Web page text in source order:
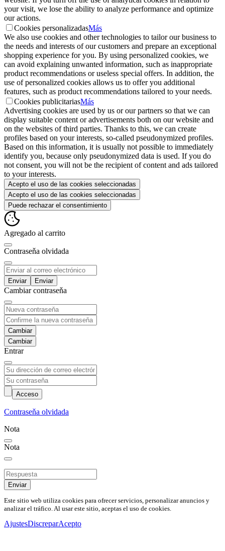
your visit, we lose the ability to analyze performance and optimize
our actions.
Cookies personalizadasMás
We also use cookies and other technologies to tailor our business to
the needs and interests of our customers and prepare an exceptional
shopping experience for you. By using personalized cookies, we
can avoid explaining unwanted information, such as inappropriate
product recommendations or useless special offers. In addition, the
use of personalized cookies allows us to offer you additional
features, such as product recommendations tailored to your needs.
Cookies publicitariasMás
Advertising cookies are used by us or our partners so that we can
display suitable content or advertisements both on our website and
on the websites of third parties. Thanks to this, we can create
profiles based on your interests, so-called pseudonymized profiles.
Based on this information, it is usually not possible to immediately
identify you, because only pseudonymized data is used. If you do
not consent, you will not be the recipient of content and ads tailored
to your interests.
Acepto el uso de las cookies seleccionadas
Acepto el uso de las cookies seleccionadas
Puede rechazar el consentimiento
Agregado al carrito
Contraseňa olvidada
Enviar
Cambiar contraseňa
Cambiar
Entrar
Acceso
Contraseňa olvidada
Nota
Nota
Enviar
Este sitio web utiliza cookies para ofrecer servicios, personalizar anuncios y
analizar el tráfico. Al usar este sitio, aceptas el uso de cookies.
AjustesDiscreparAcepto